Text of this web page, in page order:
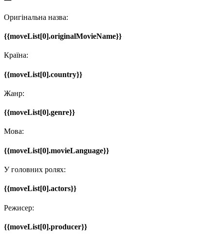
Оригінальна назва:
{{moveList[0].originalMovieName}}
Країна:
{{moveList[0].country}}
Жанр:
{{moveList[0].genre}}
Мова:
{{moveList[0].movieLanguage}}
У головних ролях:
{{moveList[0].actors}}
Режисер:
{{moveList[0].producer}}